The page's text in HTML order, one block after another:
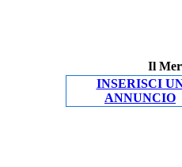
Il
INSERISCI
ANNUNCIO